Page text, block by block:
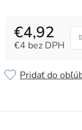
€4,92
€4 bez DPH
Pridať do